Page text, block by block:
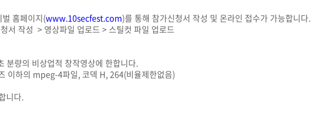
홈페이지(www.10secfest.com)를 통해 참가신청서 작성 및 온라인 접수가 가능합니다.
서 작성 > 영상파일 업로드 > 스틸컷 파일 업로드
분량의 비상업적 창작영상에 한합니다.
이하의 mpeg-4파일, 코덱 H, 264(비율제한없음)
니다.